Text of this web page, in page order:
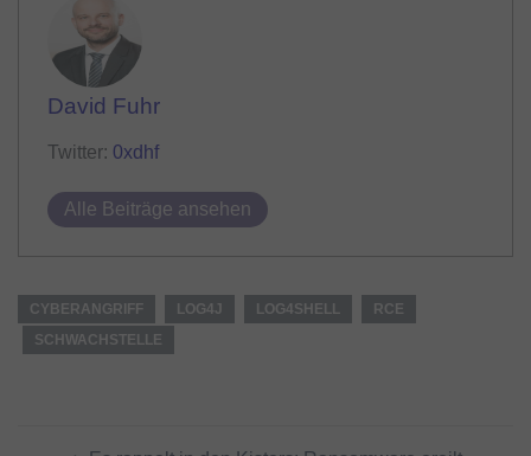
David Fuhr
Twitter: 0xdhf
Alle Beiträge ansehen
CYBERANGRIFF LOG4J LOG4SHELL
RCE
SCHWACHSTELLE